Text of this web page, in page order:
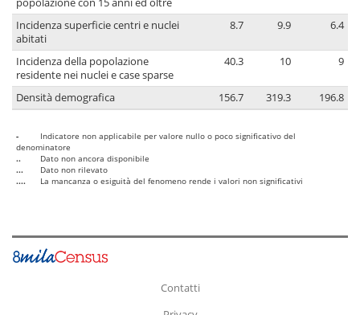
popolazione con 15 anni ed oltre
Incidenza superficie centri e nuclei
abitati
8.7 9.9 6.4
Incidenza della popolazione
residente nei nuclei e case sparse
40.3 10 9
Densità demografica 156.7 319.3 196.8
-
Indicatore non applicabile per valore nullo o poco significativo del
denominatore
..
Dato non ancora disponibile
...
Dato non rilevato
....
La mancanza o esiguità del fenomeno rende i valori non significativi
Contatti